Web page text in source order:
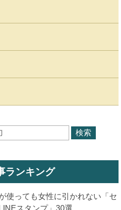
ランキング
使っても女性に引かれない「セ
スタンプ」30選